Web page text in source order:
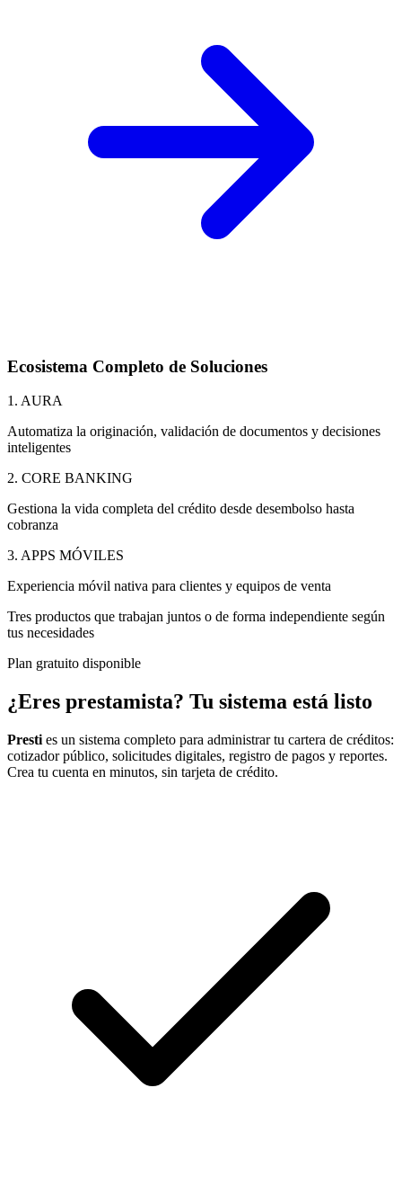
Ecosistema Completo de Soluciones
1. AURA
Automatiza la originación, validación de documentos y decisiones
inteligentes
2. CORE BANKING
Gestiona la vida completa del crédito desde desembolso hasta
cobranza
3. APPS MÓVILES
Experiencia móvil nativa para clientes y equipos de venta
Tres productos que trabajan juntos o de forma independiente según
tus necesidades
Plan gratuito disponible
¿Eres prestamista? Tu sistema está listo
Presti es un sistema completo para administrar tu cartera de créditos:
cotizador público, solicitudes digitales, registro de pagos y reportes.
Crea tu cuenta en minutos, sin tarjeta de crédito.